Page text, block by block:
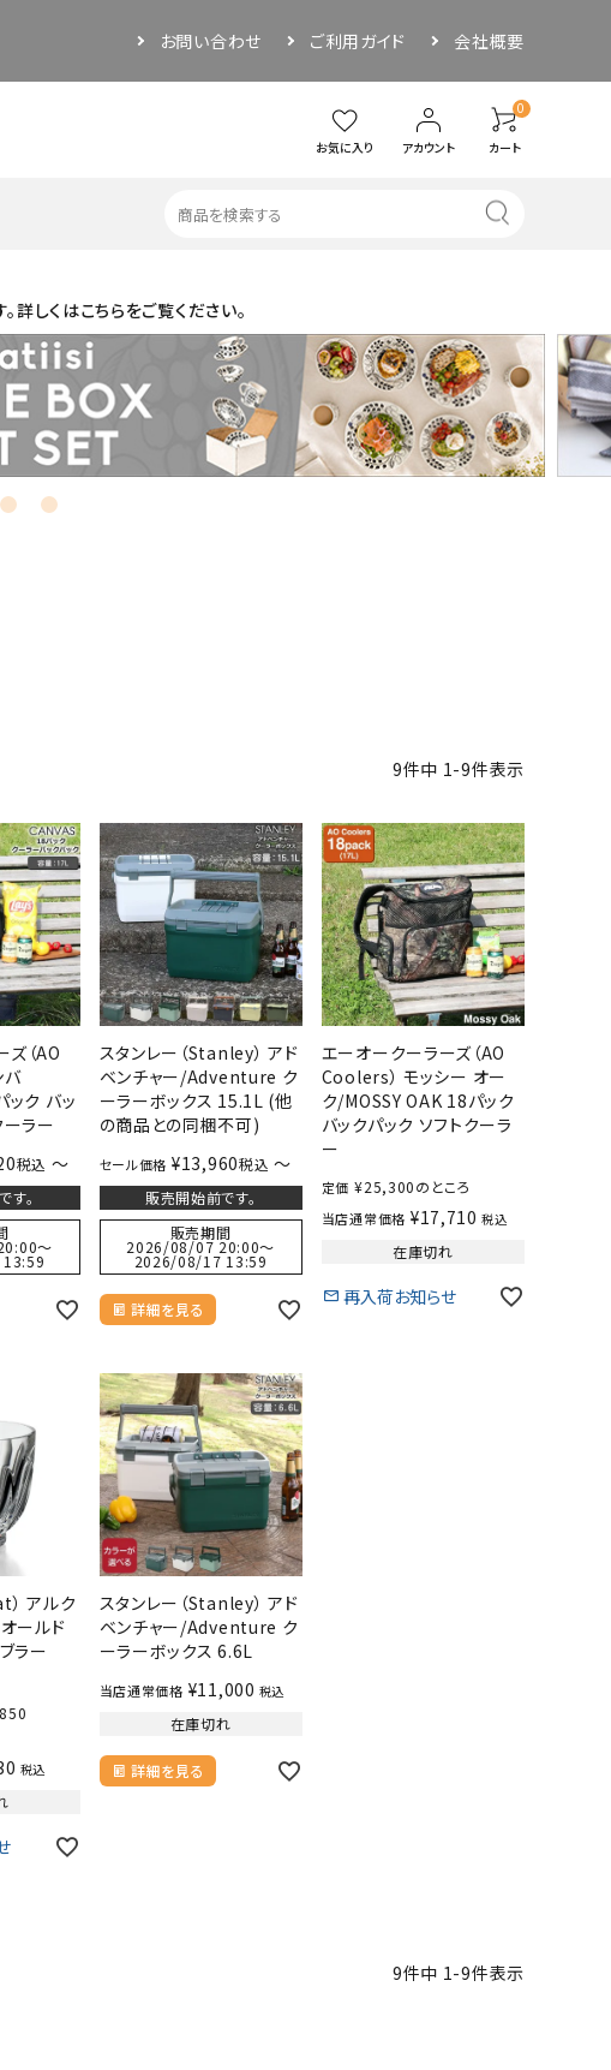
お問い合わせ ご利用ガイド 会社概要
お気に入り アカウント
0
カート
品・雑貨・その他 アウトドア
カップ&ソーサー ぐい呑み／お猪口
セット商品 その他
くはこちらをご覧ください。
9件中 1-9件表示
（AO
バ
ク バッ
ーラー
税込 〜
す。
〜
スタンレー（Stanley） アド
ベンチャー/Adventure ク
ーラーボックス 15.1L (他
の商品との同梱不可)
セール価格 ¥13,960税込 〜
販売開始前です。
販売期間
2026/08/07 20:00〜
2026/08/17 13:59
詳細を見る
エーオークーラーズ（AO
Coolers） モッシー オー
ク/MOSSY OAK 18パック
バックパック ソフトクーラ
ー
定価 ¥25,300のところ
当店通常価格 ¥17,710 税込
在庫切れ
再入荷お知らせ
） アルク
ールド
ラー
税込
スタンレー（Stanley） アド
ベンチャー/Adventure ク
ーラーボックス 6.6L
当店通常価格 ¥11,000 税込
在庫切れ
詳細を見る
9件中 1-9件表示